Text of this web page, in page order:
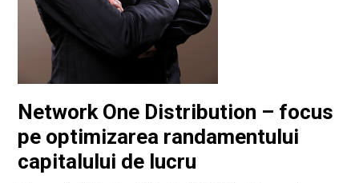
Network One Distribution – focus
pe optimizarea randamentului
capitalului de lucru